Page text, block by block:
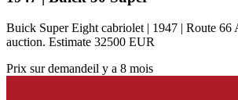
Buick Super Eight cabriolet | 1947 | Route 66
auction. Estimate 32500 EUR
Prix sur demandeil y a 8 mois